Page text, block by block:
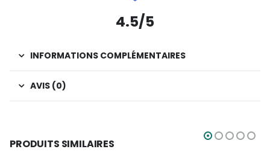
4.5/5
INFORMATIONS COMPLÉMENTAIRES
AVIS (0)
PRODUITS SIMILAIRES